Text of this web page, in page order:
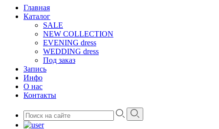
Главная
Каталог
SALE
NEW COLLECTION
EVENING dress
WEDDING dress
Под заказ
Запись
Инфо
О нас
Контакты